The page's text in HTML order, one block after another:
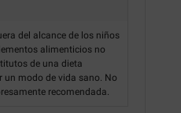
del alcance de los niños
alimenticios no
de una dieta
un modo de vida sano. No
recomendada.